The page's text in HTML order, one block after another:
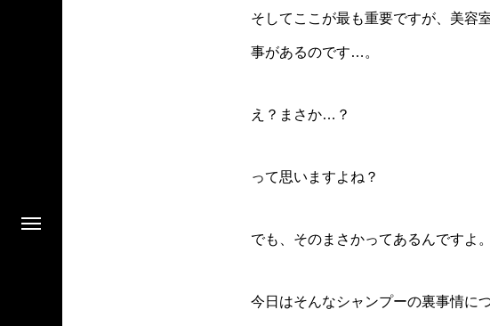
そしてここが最も重要ですが、美容
事があるのです…。
え？まさか…？
って思いますよね？
でも、そのまさかってあるんですよ。
今日はそんなシャンプーの裏事情に